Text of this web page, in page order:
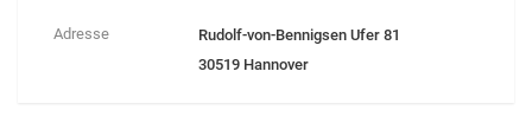
Adresse
Rudolf-von-Bennigsen Ufer 81
30519 Hannover